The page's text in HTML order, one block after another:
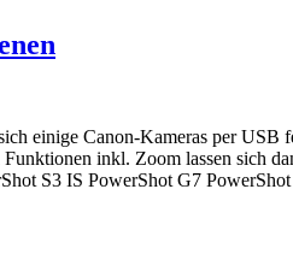
einige Canon-Kameras per USB
inkl. Zoom lassen sich
S3 IS PowerShot G7